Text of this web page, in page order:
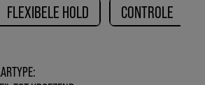
FLEXIBELE HOLD CONTROLE